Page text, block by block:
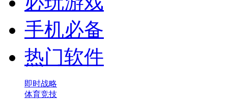
手机必备
热门软件
即时战略
体育竞技